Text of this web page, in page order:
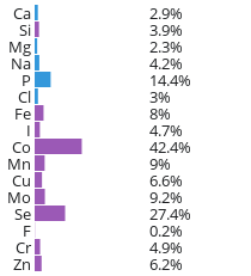
Ca 2.9%
Si 3.9%
Mg 2.3%
Na 4.2%
P 14.4%
Cl 3%
Fe 8%
I 4.7%
Co 42.4%
Mn 9%
Cu 6.6%
Mo 9.2%
Se 27.4%
F 0.2%
Cr 4.9%
Zn 6.2%